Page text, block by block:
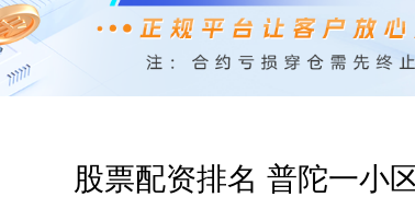
股票配资排名 普陀一小